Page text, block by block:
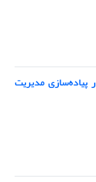
مدیریت